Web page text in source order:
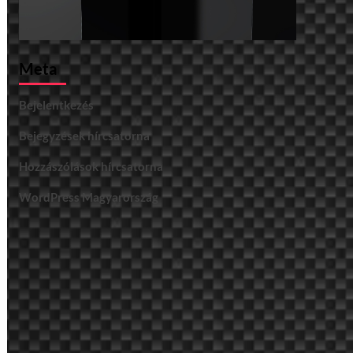
Meta
Bejelentkezés
Bejegyzések hírcsatorna
Hozzászólások hírcsatorna
WordPress Magyarország